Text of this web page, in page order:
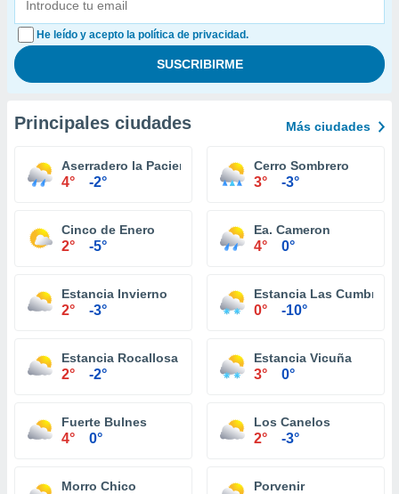
He leído y acepto la política de privacidad.
Principales ciudades Más ciudades
Aserradero la Paciencia
4° -2°
Cerro Sombrero
3° -3°
Cinco de Enero
2° -5°
Ea. Cameron
4° 0°
Estancia Invierno
2° -3°
Estancia Las Cumbres
0° -10°
Estancia Rocallosa
2° -2°
Estancia Vicuña
3° 0°
Fuerte Bulnes
4° 0°
Los Canelos
2° -3°
Morro Chico Porvenir